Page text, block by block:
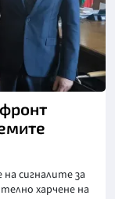
сигналите за
харчене на